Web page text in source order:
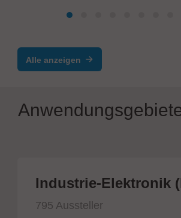
Alle anzeigen
Industrie-Elektronik
795 Aussteller